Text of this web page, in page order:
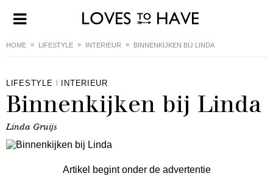
HOME LIFESTYLE INTERIEUR BINNENKIJKEN BIJ LINDA
LIFESTYLE INTERIEUR
Binnenkijken bij Linda
Linda Gruijs
Artikel begint onder de advertentie